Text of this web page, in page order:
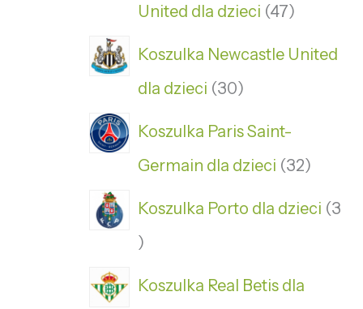
United dla dzieci 47
Koszulka Newcastle United
dla dzieci 30
Koszulka Paris Saint-
Germain dla dzieci 32
Koszulka Porto dla dzieci 3
Koszulka Real Betis dla